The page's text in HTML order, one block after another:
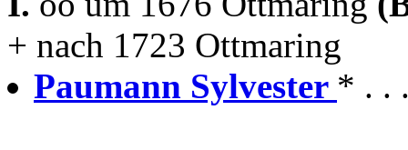
+ nach 1723 Ottmaring
Paumann Sylvester * . .